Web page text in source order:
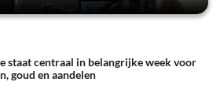
staat centraal in belangrijke week voor
goud en aandelen